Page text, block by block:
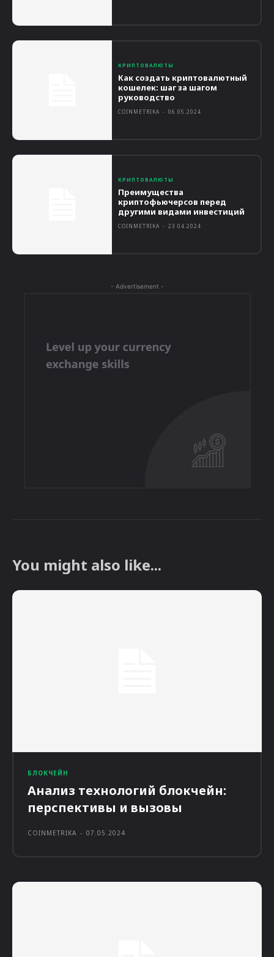
КРИПТОВАЛЮТЫ
Как создать криптовалютный
кошелек: шаг за шагом
руководство
COINMETRIKA - 06.05.2024
КРИПТОВАЛЮТЫ
Преимущества
криптофьючерсов перед
другими видами инвестиций
COINMETRIKA - 23.04.2024
- Advertisement -
You might also like...
БЛОКЧЕЙН
Анализ технологий блокчейн:
перспективы и вызовы
COINMETRIKA - 07.05.2024